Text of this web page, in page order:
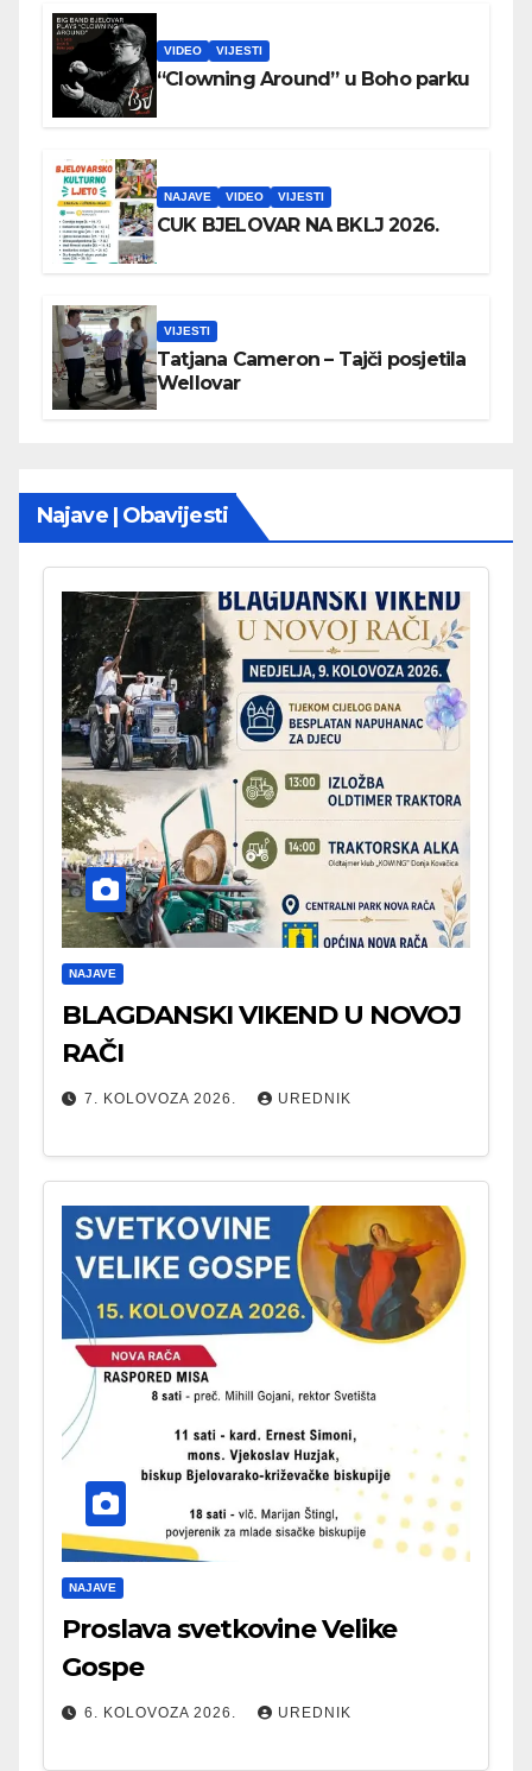
VIDEO VIJESTI
“Clowning Around” u Boho parku
NAJAVE VIDEO VIJESTI
CUK BJELOVAR NA BKLJ 2026.
VIJESTI
Tatjana Cameron – Tajči posjetila
Wellovar
Najave | Obavijesti
NAJAVE
BLAGDANSKI VIKEND U NOVOJ
RAČI
7. KOLOVOZA 2026. UREDNIK
NAJAVE
Proslava svetkovine Velike
Gospe
6. KOLOVOZA 2026. UREDNIK